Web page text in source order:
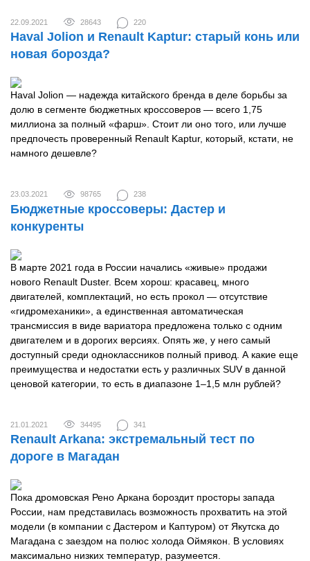
22.09.2021 28643 220
Haval Jolion и Renault Kaptur: старый конь или
новая борозда?
Haval Jolion — надежда китайского бренда в деле борьбы за
долю в сегменте бюджетных кроссоверов — всего 1,75
миллиона за полный «фарш». Стоит ли оно того, или лучше
предпочесть проверенный Renault Kaptur, который, кстати, не
намного дешевле?
23.03.2021 98765 238
Бюджетные кроссоверы: Дастер и
конкуренты
В марте 2021 года в России начались «живые» продажи
нового Renault Duster. Всем хорош: красавец, много
двигателей, комплектаций, но есть прокол — отсутствие
«гидромеханики», а единственная автоматическая
трансмиссия в виде вариатора предложена только с одним
двигателем и в дорогих версиях. Опять же, у него самый
доступный среди одноклассников полный привод. А какие еще
преимущества и недостатки есть у различных SUV в данной
ценовой категории, то есть в диапазоне 1–1,5 млн рублей?
21.01.2021 34495 341
Renault Arkana: экстремальный тест по
дороге в Магадан
Пока дромовская Рено Аркана бороздит просторы запада
России, нам представилась возможность прохватить на этой
модели (в компании с Дастером и Каптуром) от Якутска до
Магадана с заездом на полюс холода Оймякон. В условиях
максимально низких температур, разумеется.